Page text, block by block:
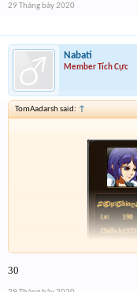
29 Tháng bảy 2020
Nabati
Member Tích Cực
TomAadarsh said: ↑
30